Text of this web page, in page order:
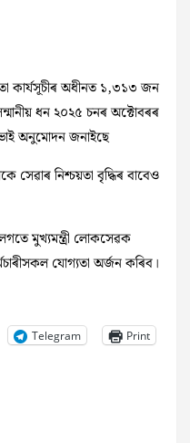
কাৰ্যসূচীৰ অধীনত ১,৩১৩ জন
ধন ২০২৫ চনৰ অক্টোবৰৰ
অনুমোদন জনাইছে
নিশ্চয়তা বৃদ্ধিৰ বাবেও
মুখ্যমন্ত্ৰী লোকসেৱক
যোগ্যতা অৰ্জন কৰিব।
Telegram Print